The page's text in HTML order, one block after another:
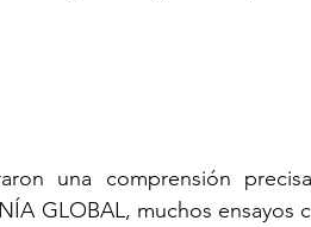
una comprensión
GLOBAL, muchos ensayos